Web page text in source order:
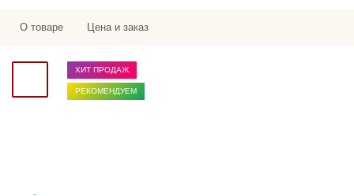
О товаре Цена и заказ
ХИТ ПРОДАЖ
РЕКОМЕНДУЕМ